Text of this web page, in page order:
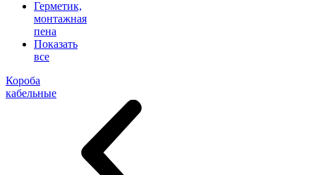
Герметик,
монтажная
пена
Показать
все
Короба
кабельные